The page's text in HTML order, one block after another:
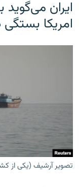
ایران می‌گوید
امریکا بستگی
تصویر آرشیف (یکی از